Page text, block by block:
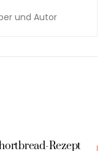
und Autor
Rezept